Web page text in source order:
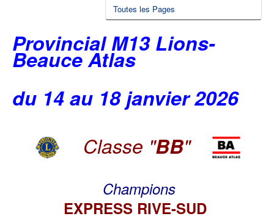
Toutes les Pages
Provincial M13 Lions-
Beauce Atlas
du 14 au 18 janvier 2026
Classe "BB"
Champions
EXPRESS RIVE-SUD